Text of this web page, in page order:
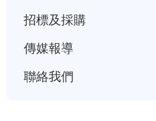
招標及採購
傳媒報導
聯絡我們